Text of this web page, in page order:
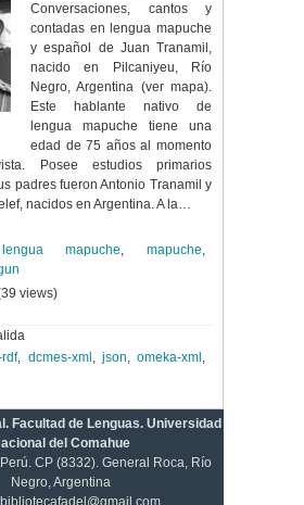
Conversaciones, cantos y
contadas en lengua mapuche
y español de Juan Tranamil,
nacido en Pilcaniyeu, Río
Negro, Argentina (ver mapa).
Este hablante nativo de
lengua mapuche tiene una
edad de 75 años al momento
Posee estudios primarios
padres fueron Antonio Tranamil y
nacidos en Argentina. A la…
lengua mapuche,mapuche,
39 views)
rdf, dcmes-xml , json,omeka-xml ,
Facultad de Lenguas. Universidad
del Comahue
CP (8332). General Roca, Río
Negro, Argentina